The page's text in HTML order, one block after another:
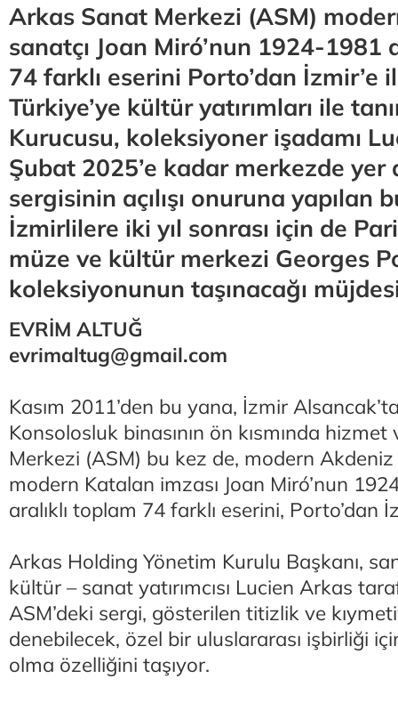
Arkas Sanat Merkezi (ASM)
sanatçı Joan Miró’nun 1924-1981
74 farklı eserini Porto’dan İzmir’e
Türkiye’ye kültür yatırımları ile
Kurucusu, koleksiyoner işadamı
Şubat 2025’e kadar merkezde yer
sergisinin açılışı onuruna yapılan
İzmirlilere iki yıl sonrası için de
müze ve kültür merkezi Georges
koleksiyonunun taşınacağı
EVRİM ALTUĞ
evrimaltug@gmail.com
Kasım 2011’den bu yana, İzmir
Konsolosluk binasının ön kısmında
Merkezi (ASM) bu kez de, modern Akdeniz
modern Katalan imzası Joan Miró’nun
aralıklı toplam 74 farklı eserini, Porto’dan
Arkas Holding Yönetim Kurulu Başkanı,
kültür – sanat yatırımcısı Lucien Arkas
ASM’deki sergi, gösterilen titizlik ve
denebilecek, özel bir uluslararası işbirliği
olma özelliğini taşıyor.